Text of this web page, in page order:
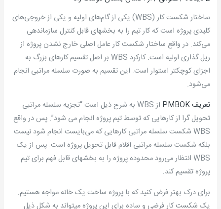
ساختار شکست کار (WBS) یکی از گام‌های اولیه و یکی از خروجی‌های
کلیدی پروژه است که کار تیم را به بخشهای قابل کنترل سازماندهی
می‌کند. در واقع ساختار شکست کار عامل اصلی خارج نشدن پروژه از
ریل گذاری اولیه است. کارکرد WBS بر اصل تقسیم کارهای بزرگ به
اجزای کوچکتر استوار است. این تقسیم به صورت سلسله مراتبی انجام
می‌شود.
تعریف PMBOK
از WBS به شرح ذیل است “تجزیه سلسله مراتبی
تحویل گرا از کارهایی که توسط تیم پروژه انجام می شود”. پس در واقع
WBS شکست سلسله مراتبی کارهایی که می‌بایست انجام شود نیست
بلکه شکست سلسله مراتبی اقلام قابل تحویل پروژه است. پس از یک
WBS انتظار می‌رود محدوده پروژه را به بخشهای قابل فهم برای تیم
پروژه تقسیم کند.
برای درک بهتر فرض کنید که با پروژه ساخت یک خانه مواجه هستیم.
یک شکست کار فرضی و ساده برای این پروژه میتواند به شکل ذیل